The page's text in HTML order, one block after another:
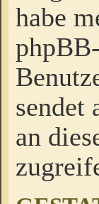
habe
sendet
an